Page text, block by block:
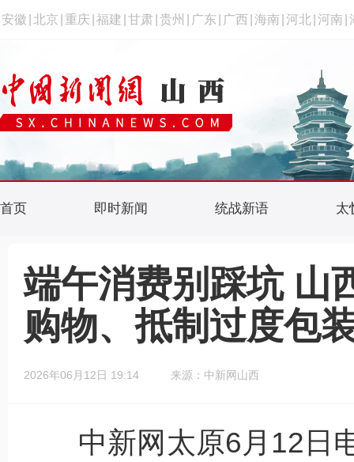
安徽 北京 重庆 福建 甘肃 贵州 广东 广西 海南 河北 河南
首页 即时新闻 统战新语 太
端午消费别踩坑 山
购物、抵制过度包
2026年06月12日 19:14 来源：中新网山西
中新网太原6月12日电